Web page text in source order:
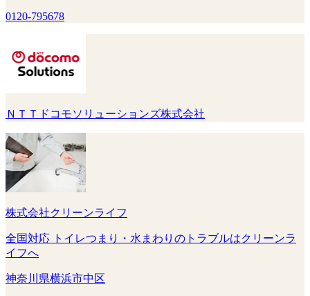
0120-795678
ＮＴＴドコモソリューションズ株式会社
株式会社クリーンライフ
全国対応 トイレつまり・水まわりのトラブルはクリーンラ
イフへ
神奈川県横浜市中区